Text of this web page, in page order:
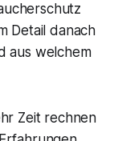
Detail danach
aus welchem
Zeit rechnen